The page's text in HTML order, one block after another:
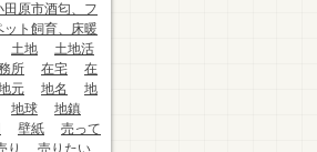
原市酒匂、フ
ット飼育、床暖
土地
土地活
所 在宅
在
元 地名
地
地球
地鎮
壁紙
売って
り
売りたい